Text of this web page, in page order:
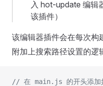
入 hot-update 编辑
该插件）
该编辑器插件会在每次构
附加上搜索路径设置的逻
// 在 main.js 的开头添加